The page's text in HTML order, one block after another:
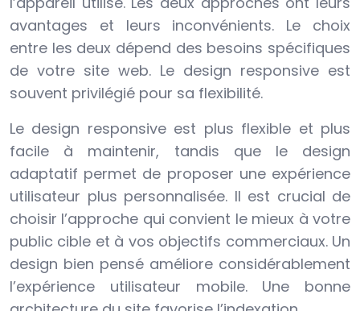
avantages et leurs inconvénients. Le choix
entre les deux dépend des besoins spécifiques
de votre site web. Le design responsive est
souvent privilégié pour sa flexibilité.
Le design responsive est plus flexible et plus
facile à maintenir, tandis que le design
adaptatif permet de proposer une expérience
utilisateur plus personnalisée. Il est crucial de
choisir l’approche qui convient le mieux à votre
public cible et à vos objectifs commerciaux. Un
design bien pensé améliore considérablement
l’expérience utilisateur mobile. Une bonne